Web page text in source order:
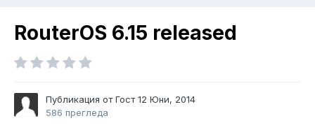
RouterOS 6.15 released
Публикация от Гост12 Юни, 2014
586 прегледа